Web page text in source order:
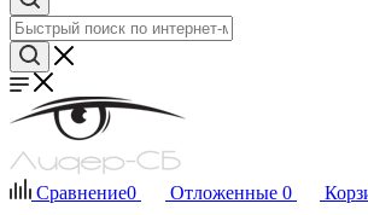
Сравнение0 Отложенные 0